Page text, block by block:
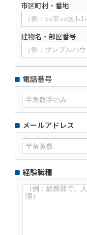
市区町村・番地
建物名・部屋番号
電話番号
メールアドレス
経験職種